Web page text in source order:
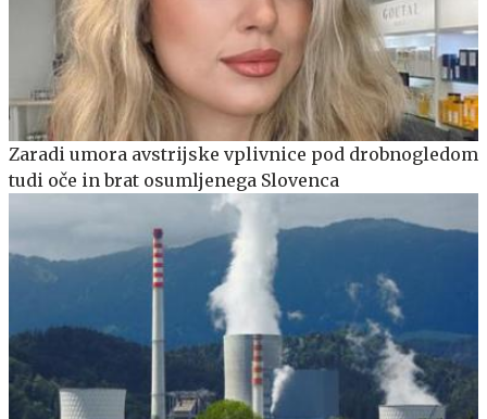
Zaradi umora avstrijske vplivnice pod drobnogledom
tudi oče in brat osumljenega Slovenca